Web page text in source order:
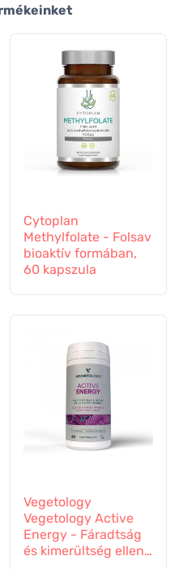
Cytoplan
Methylfolate - Folsav
bioaktív formában,
60 kapszula
Vegetology
Vegetology Active
Energy - Fáradtság
és kimerültség ellen,